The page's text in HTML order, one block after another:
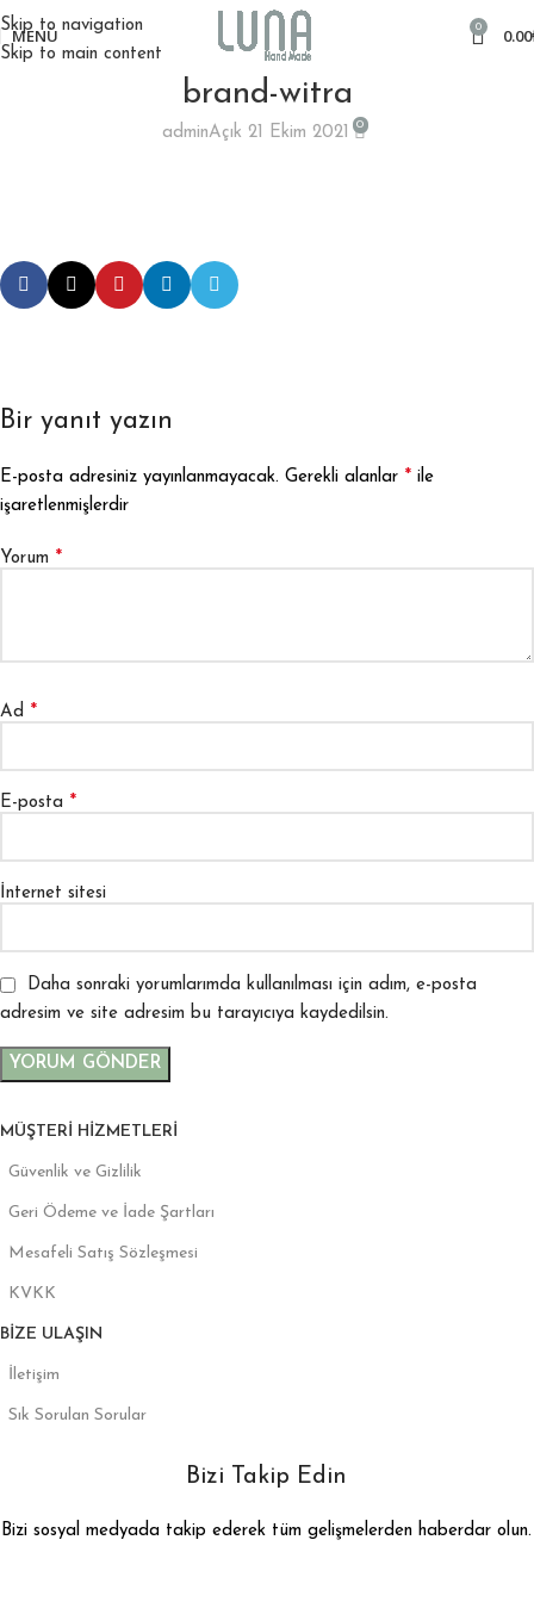
Skip to navigation
Skip to main content
MENÜ 0 0.00
brand-witra
adminAçık 21 Ekim 2021 0
Bir yanıt yazın
E-posta adresiniz yayınlanmayacak. Gerekli alanlar * ile
işaretlenmişlerdir
Yorum *
Ad *
E-posta *
İnternet sitesi
Daha sonraki yorumlarımda kullanılması için adım, e-posta
adresim ve site adresim bu tarayıcıya kaydedilsin.
MÜŞTERI HIZMETLERI
Güvenlik ve Gizlilik
Geri Ödeme ve İade Şartları
Mesafeli Satış Sözleşmesi
KVKK
BIZE ULAŞIN
İletişim
Sık Sorulan Sorular
Bizi Takip Edin
Bizi sosyal medyada takip ederek tüm gelişmelerden haberdar olun.